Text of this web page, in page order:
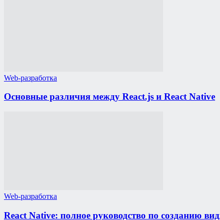
Web-разработка
Основные различия между React.js и React Native
Web-разработка
React Native: полное руководство по созданию